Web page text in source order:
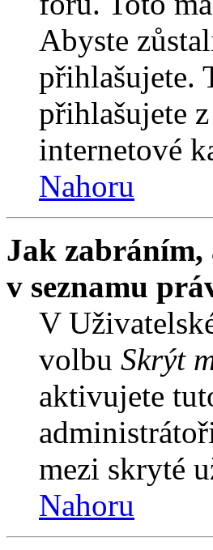
Abyste
přihlašujete.
přihlašujete
internetové
Nahoru
Jak zabráním,
v seznamu
V
volbu Skrýt
aktivujete
mezi skryté
Nahoru